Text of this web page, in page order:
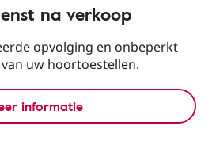
na verkoop
opvolging en onbeperkt
uw hoortoestellen.
informatie